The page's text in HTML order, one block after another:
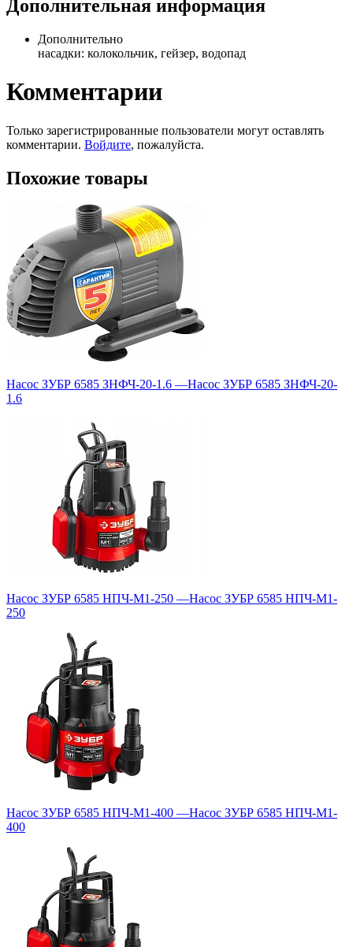
Дополнительная информация
Дополнительно
насадки: колокольчик, гейзер, водопад
Комментарии
Только зарегистрированные пользователи могут оставлять
комментарии. Войдите, пожалуйста.
Похожие товары
Насос ЗУБР 6585 ЗНФЧ-20-1.6 —Насос ЗУБР 6585 ЗНФЧ-20-
1.6
Насос ЗУБР 6585 НПЧ-М1-250 —Насос ЗУБР 6585 НПЧ-М1-
250
Насос ЗУБР 6585 НПЧ-М1-400 —Насос ЗУБР 6585 НПЧ-М1-
400